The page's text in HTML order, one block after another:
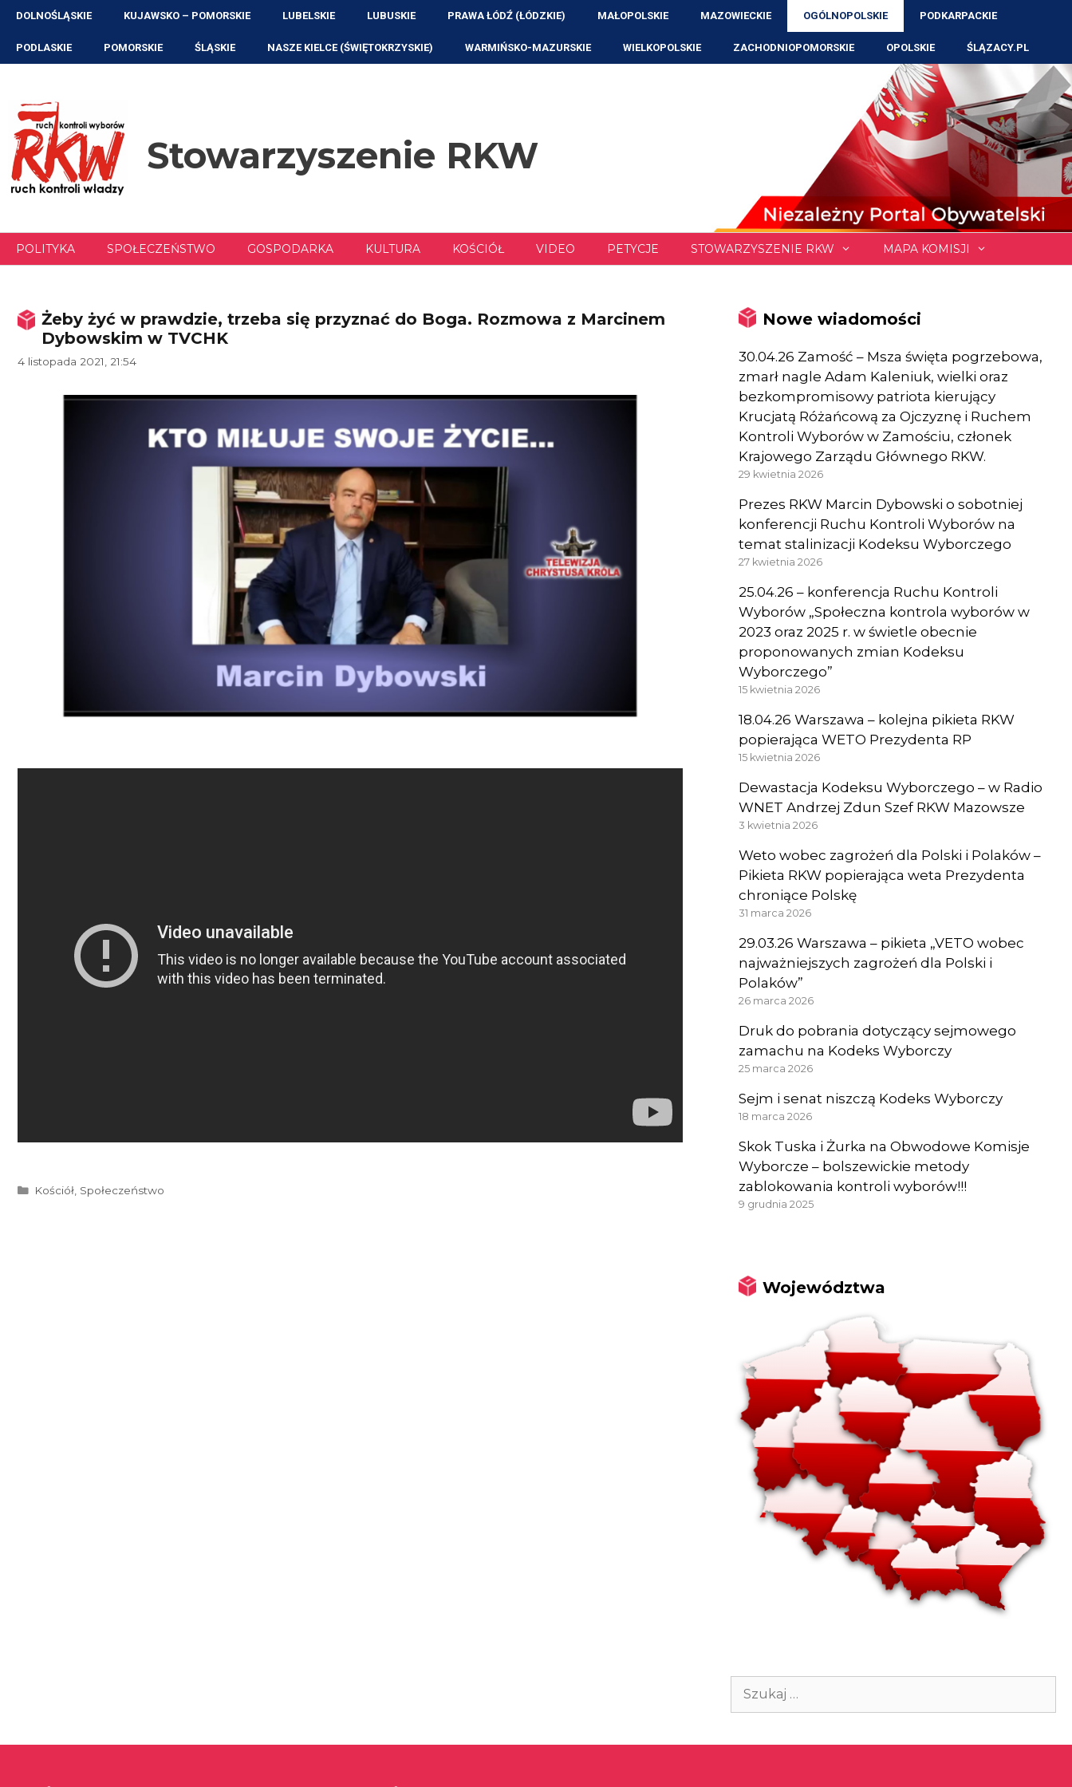
Przejdź
treści
DOLNOŚLĄSKIE KUJAWSKO – POMORSKIE LUBELSKIE LUBUSKIE PRAWA ŁÓDŹ (ŁÓDZKIE) MAŁOPOLSKIE MAZOWIECKIE OGÓLNOPOLSKIE PODKARPACKIE
PODLASKIE POMORSKIE ŚLĄSKIE NASZE KIELCE (ŚWIĘTOKRZYSKIE) WARMIŃSKO-MAZURSKIE WIELKOPOLSKIE ZACHODNIOPOMORSKIE OPOLSKIE ŚLĄZACY.PL
Stowarzyszenie RKW
POLITYKA SPOŁECZEŃSTWO GOSPODARKA KULTURA KOŚCIÓŁ VIDEO PETYCJE STOWARZYSZENIE RKW MAPA KOMISJI
Żeby żyć w prawdzie, trzeba się przyznać do Boga. Rozmowa z Marcinem
Dybowskim w TVCHK
4 listopada 2021, 21:54
Kategorie
Kościół Społeczeństwo
Nowe wiadomości
30.04.26 Zamość – Msza święta pogrzebowa,
zmarł nagle Adam Kaleniuk, wielki oraz
bezkompromisowy patriota kierujący
Krucjatą Różańcową za Ojczyznę i Ruchem
Kontroli Wyborów w Zamościu, członek
Krajowego Zarządu Głównego RKW.
29 kwietnia 2026
Prezes RKW Marcin Dybowski o sobotniej
konferencji Ruchu Kontroli Wyborów na
temat stalinizacji Kodeksu Wyborczego
27 kwietnia 2026
25.04.26 – konferencja Ruchu Kontroli
Wyborów „Społeczna kontrola wyborów w
2023 oraz 2025 r. w świetle obecnie
proponowanych zmian Kodeksu
Wyborczego”
15 kwietnia 2026
18.04.26 Warszawa – kolejna pikieta RKW
popierająca WETO Prezydenta RP
15 kwietnia 2026
Dewastacja Kodeksu Wyborczego – w Radio
WNET Andrzej Zdun Szef RKW Mazowsze
3 kwietnia 2026
Weto wobec zagrożeń dla Polski i Polaków –
Pikieta RKW popierająca weta Prezydenta
chroniące Polskę
31 marca 2026
29.03.26 Warszawa – pikieta „VETO wobec
najważniejszych zagrożeń dla Polski i
Polaków”
26 marca 2026
Druk do pobrania dotyczący sejmowego
zamachu na Kodeks Wyborczy
25 marca 2026
Sejm i senat niszczą Kodeks Wyborczy
18 marca 2026
Skok Tuska i Żurka na Obwodowe Komisje
Wyborcze – bolszewickie metody
zablokowania kontroli wyborów!!!
9 grudnia 2025
Województwa
Szukaj: